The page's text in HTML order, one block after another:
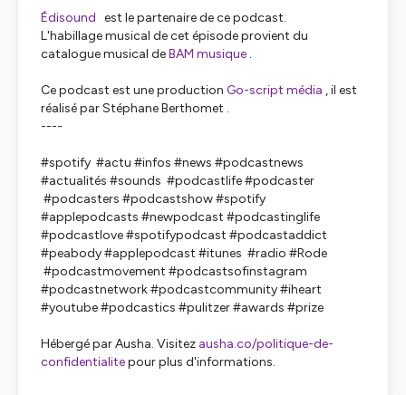
Édisound est le partenaire de ce podcast.
L'habillage musical de cet épisode provient du
catalogue musical deBAM musique .
Ce podcast est une production Go-script média , il est
réalisé par Stéphane Berthomet .
----
#spotify #actu #infos #news #podcastnews
#actualités #sounds #podcastlife #podcaster
#podcasters #podcastshow #spotify
#applepodcasts #newpodcast #podcastinglife
#podcastlove #spotifypodcast #podcastaddict
#peabody #applepodcast #itunes #radio #Rode
#podcastmovement #podcastsofinstagram
#podcastnetwork #podcastcommunity #iheart
#youtube #podcastics #pulitzer #awards #prize
Hébergé par Ausha. Visitez ausha.co/politique-de-
confidentialitepour plus d'informations.